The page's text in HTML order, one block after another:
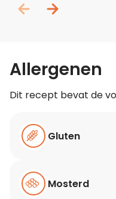
Allergenen
Dit recept bevat de
Gluten
Mosterd